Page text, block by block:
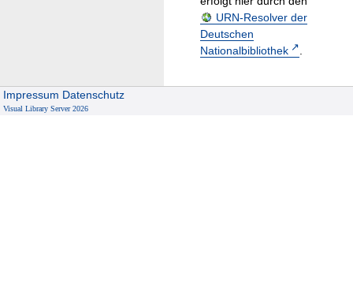
URN-Resolver der
Deutschen
Nationalbibliothek
.
Impressum Datenschutz
Visual Library Server 2026